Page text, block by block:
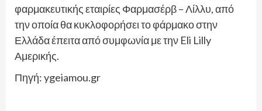
φαρμακευτικής εταιρίες Φαρμασέρβ – Λίλλυ, από
την οποία θα κυκλοφορήσει το φάρμακο στην
Ελλάδα έπειτα από συμφωνία με την Eli Lilly
Αμερικής.
Πηγή: ygeiamou.gr